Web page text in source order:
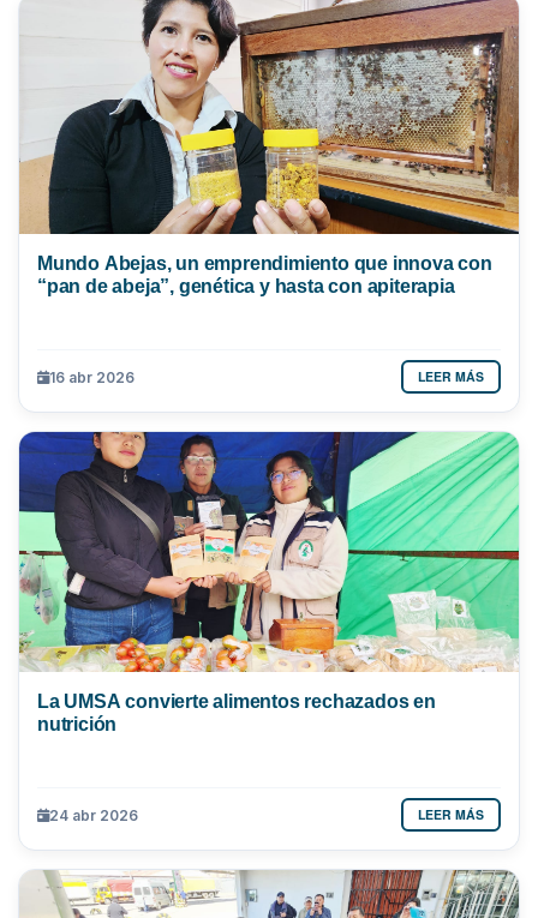
Mundo Abejas, un emprendimiento que innova con
“pan de abeja”, genética y hasta con apiterapia
16 abr 2026 LEER MÁS
La UMSA convierte alimentos rechazados en
nutrición
24 abr 2026 LEER MÁS